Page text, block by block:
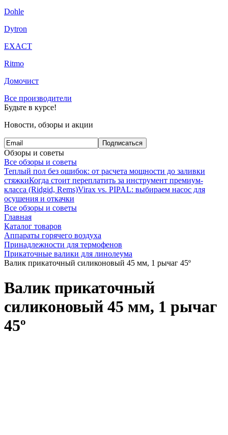
Dohle
Dytron
EXACT
Ritmo
Домочист
Все производители
Будьте в курсе!
Новости, обзоры и акции
Подписаться
Обзоры и советы
Все обзоры и советы
Теплый пол без ошибок: от расчета мощности до заливки
стяжкиКогда стоит переплатить за инструмент премиум-
класса (Ridgid, Rems)Virax vs. PIPAL: выбираем насос для
осушения и откачки
Все обзоры и советы
Главная
Каталог товаров
Аппараты горячего воздуха
Принадлежности для термофенов
Прикаточные валики для линолеума
Валик прикаточный силиконовый 45 мм, 1 рычаг 45º
Валик прикаточный
силиконовый 45 мм, 1 рычаг
45º